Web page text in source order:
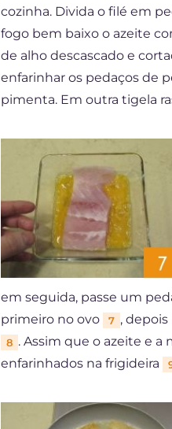
cozinha. Divida o filé em
fogo bem baixo o azeite
de alho descascado e
enfarinhar os pedaços de
pimenta. Em outra tigela
em seguida, passe um
primeiro no ovo
7 ,
8 . Assim que o azeite e
enfarinhados na frigideira